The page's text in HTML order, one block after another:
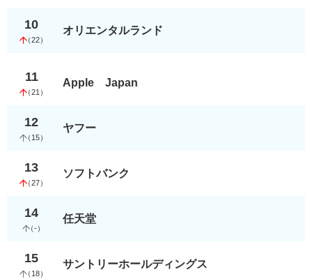
10
（22）
オリエンタルランド
11
（21 ）
Apple Japan
12
（ 15）
ヤフー
13
（27）
ソフトバンク
14
（-）
任天堂
15
（ 18）
サントリーホールディングス